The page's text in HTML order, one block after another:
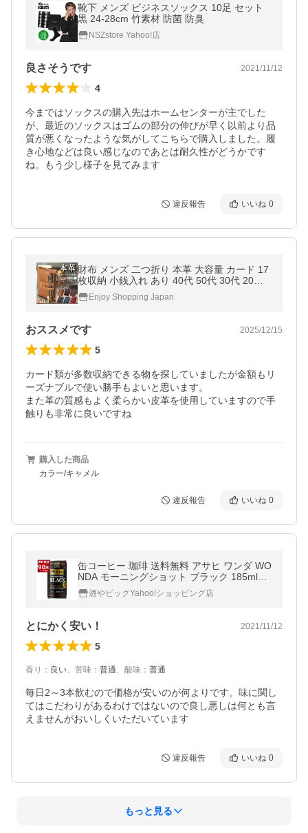
靴下 メンズ ビジネスソックス 10足 セット
黒 24-28cm 竹素材 防菌 防臭
NSZstore Yahoo!店
良さそうです 2021/11/12
4
今まではソックスの購入先はホームセンターが主でした
が、最近のソックスはゴムの部分の伸びが早く以前より品
質が悪くなったような気がしてこちらで購入しました。履
き心地などは良い感じなのであとは耐久性がどうかです
ね。もう少し様子を見てみます
違反報告 いいね 0
財布 メンズ 二つ折り 本革 大容量 カード 17
枚収納 小銭入れ あり 40代 50代 30代 20代
軽い スキミングガード 2つ折り 爆買
Enjoy Shopping Japan
おススメです 2025/12/15
5
カード類が多数収納できる物を探していましたが金額もリ
ーズナブルで使い勝手もよいと思います。
また革の質感もよく柔らかい皮革を使用していますので手
購入した商品
カラー/キャメル
違反報告 いいね 0
缶コーヒー 珈琲 送料無料 アサヒ ワンダ WO
NDA モーニングショット ブラック 185ml×9
0本(3ケース)
酒やビックYahoo!ショッピング店
とにかく安い！ 2021/11/12
5
香り ： 良い、 苦味 ： 普通、 酸味 ： 普通
毎日2～3本飲むので価格が安いのが何よりです。味に関し
てはこだわりがあるわけではないので良し悪しは何とも言
えませんがおいしくいただいています
違反報告 いいね 0
もっと見る